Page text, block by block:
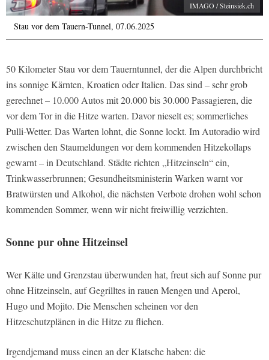
IMAGO / Steinsiek.ch
Stau vor dem Tauern-Tunnel, 07.06.2025
50 Kilometer Stau vor dem Tauerntunnel, der die Alpen durchbricht
ins sonnige Kärnten, Kroatien oder Italien. Das sind – sehr grob
gerechnet – 10.000 Autos mit 20.000 bis 30.000 Passagieren, die
vor dem Tor in die Hitze warten. Davor nieselt es; sommerliches
Pulli-Wetter. Das Warten lohnt, die Sonne lockt. Im Autoradio wird
zwischen den Staumeldungen vor dem kommenden Hitzekollaps
gewarnt – in Deutschland. Städte richten „Hitzeinseln“ ein,
Trinkwasserbrunnen; Gesundheitsministerin Warken warnt vor
Bratwürsten und Alkohol, die nächsten Verbote drohen wohl schon
kommenden Sommer, wenn wir nicht freiwillig verzichten.
Sonne pur ohne Hitzeinsel
Wer Kälte und Grenzstau überwunden hat, freut sich auf Sonne pur
ohne Hitzeinseln, auf Gegrilltes in rauen Mengen und Aperol,
Hugo und Mojito. Die Menschen scheinen vor den
Hitzeschutzplänen in die Hitze zu fliehen.
Irgendjemand muss einen an der Klatsche haben: die